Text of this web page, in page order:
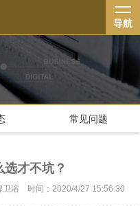
导航
常见问题
才不坑？
卫浴 时间：2020/4/27 15:56:30